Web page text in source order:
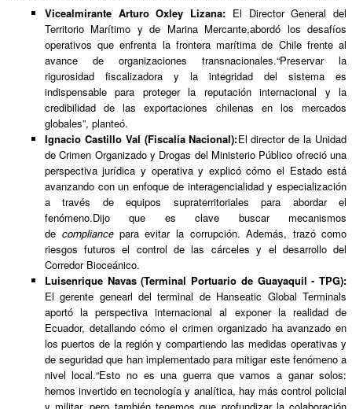
Vicealmirante Arturo Oxley Lizana: El Director General del
Territorio Marítimo y de Marina Mercante,abordó los desafíos
operativos que enfrenta la frontera marítima de Chile frente al
avance de organizaciones transnacionales.“Preservar la
rigurosidad fiscalizadora y la integridad del sistema es
indispensable para proteger la reputación internacional y la
credibilidad de las exportaciones chilenas en los mercados
globales”, planteó.
Ignacio Castillo Val (Fiscalía Nacional):El director de la Unidad
de Crimen Organizado y Drogas del Ministerio Público ofreció una
perspectiva jurídica y operativa y explicó cómo el Estado está
avanzando con un enfoque de interagencialidad y especialización
a través de equipos supraterritoriales para abordar el
fenómeno.Dijo que es clave buscar mecanismos
de compliancepara evitar la corrupción. Además, trazó como
riesgos futuros el control de las cárceles y el desarrollo del
Corredor Bioceánico.
Luisenrique Navas (Terminal Portuario de Guayaquil - TPG):
El gerente genearl del terminal de Hanseatic Global Terminals
aportó la perspectiva internacional al exponer la realidad de
Ecuador, detallando cómo el crimen organizado ha avanzado en
los puertos de la región y compartiendo las medidas operativas y
de seguridad que han implementado para mitigar este fenómeno a
nivel local.“Esto no es una guerra que vamos a ganar solos:
hemos invertido en tecnología y analítica, hay más control policial